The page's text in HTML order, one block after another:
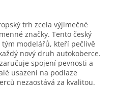
trh zcela výjimečné
značky. Tento český
modelářů, kteří pečlivě
nový druh autokoberce.
spojení pevnosti a
usazení na podlaze
nezaostává za kvalitou.